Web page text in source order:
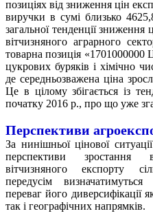
позиціях від зниження цін
виручки в сумі близько
загальної тенденції зниження
вітчизняного аграрного
товарна позиція «1701000000
цукрових буряків і хімічно
де середньозважена ціна
Це в цілому збігається із
початку 2016 р., про що уже
Перспективи
За нинішньої цінової
перспективи зростання
вітчизняного експорту
передусім
переваг його диверсифікації
так і географічних напрямків.